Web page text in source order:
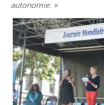
autonomie. »